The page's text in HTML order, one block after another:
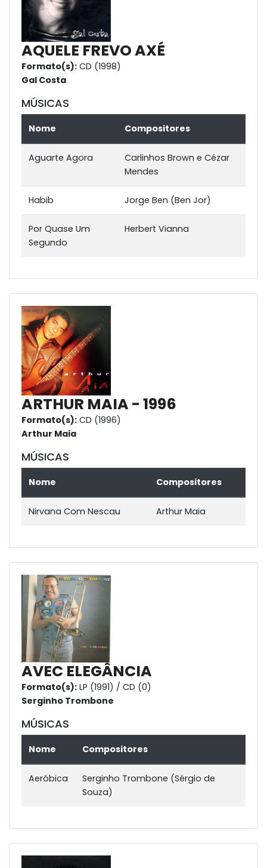
AQUELE FREVO AXÉ
Formato(s): CD (1998)
Gal Costa
MÚSICAS
Nome Compositores
Aguarte Agora
Carlinhos Brown e Cézar
Mendes
Habib Jorge Ben (Ben Jor)
Por Quase Um
Segundo
Herbert Vianna
ARTHUR MAIA - 1996
Formato(s): CD (1996)
Arthur Maia
MÚSICAS
Nome Compositores
Nirvana Com Nescau Arthur Maia
AVEC ELEGÂNCIA
Formato(s): LP (1991) / CD (0)
Serginho Trombone
MÚSICAS
Nome Compositores
Aeróbica
Serginho Trombone (Sérgio de
Souza)